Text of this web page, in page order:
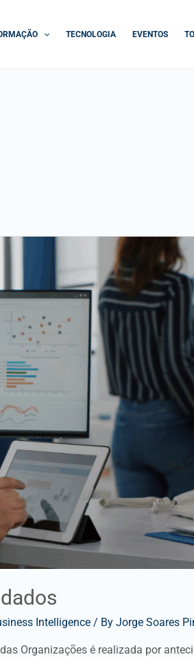
TECNOLOGIA EVENTOS
Intelligence / By Jorge Soares
Organizações é realizada por